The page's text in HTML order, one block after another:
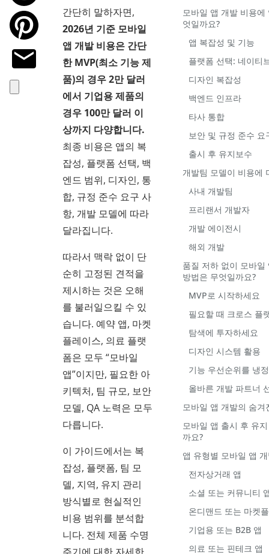
간단히 말하자면,
2026년 기준 모바일
앱 개발 비용은 간단
한 MVP(최소 기능 제
품)의 경우 2만 달러
에서 기업용 제품의
경우 100만 달러 이
상까지 다양합니다.
최종 비용은 앱의 복
잡성, 플랫폼 선택, 백
엔드 범위, 디자인, 통
합, 규정 준수 요구 사
항, 개발 모델에 따라
달라집니다.
따라서 맥락 없이 단
순히 고정된 견적을
제시하는 것은 오해
를 불러일으킬 수 있
습니다. 예약 앱, 마켓
플레이스, 의료 플랫
폼은 모두 “모바일
앱”이지만, 필요한 아
키텍처, 팀 규모, 보안
모델, QA 노력은 모두
다릅니다.
이 가이드에서는 복
잡성, 플랫폼, 팀 모
델, 지역, 유지 관리
방식별로 현실적인
비용 범위를 분석합
니다. 전체 제품 수명
모바일 앱 개발 비용
엇일까요?
앱 복잡성 및 기능
플랫폼 선택: 네이티
디자인 복잡성
백엔드 인프라
타사 통합
보안 및 규정 준수 요
출시 후 유지보수
개발팀 모델이 비용에
사내 개발팀
프리랜서 개발자
개발 에이전시
해외 개발
품질 저하 없이 모바
방법은 무엇일까요?
MVP로 시작하세요
필요할 때 크로스 플
탐색에 투자하세요
디자인 시스템 활용
기능 우선순위를 냉
올바른 개발 파트너
모바일 앱 개발의 숨겨
모바일 앱 출시 후 유
까요?
앱 유형별 모바일 앱
전자상거래 앱
소셜 또는 커뮤니티
온디맨드 또는 마켓
기업용 또는 B2B 앱
의료 또는 핀테크 앱